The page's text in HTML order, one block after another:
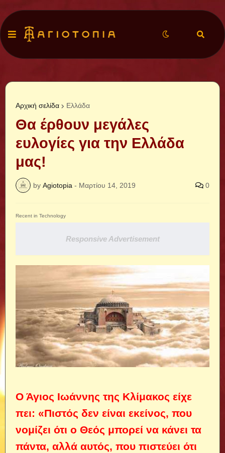
Αρχική σελίδα Ελλάδα
Θα έρθουν μεγάλες
ευλογίες για την Ελλάδα
μας!
by Agiotopia - Μαρτίου 14, 2019 0
Recent in Technology
Responsive Advertisement
Ο Άγιος Ιωάννης της Κλίμακος είχε
πει: «Πιστός δεν είναι εκείνος, που
νομίζει ότι ο Θεός μπορεί να κάνει τα
πάντα, αλλά αυτός, που πιστεύει ότι